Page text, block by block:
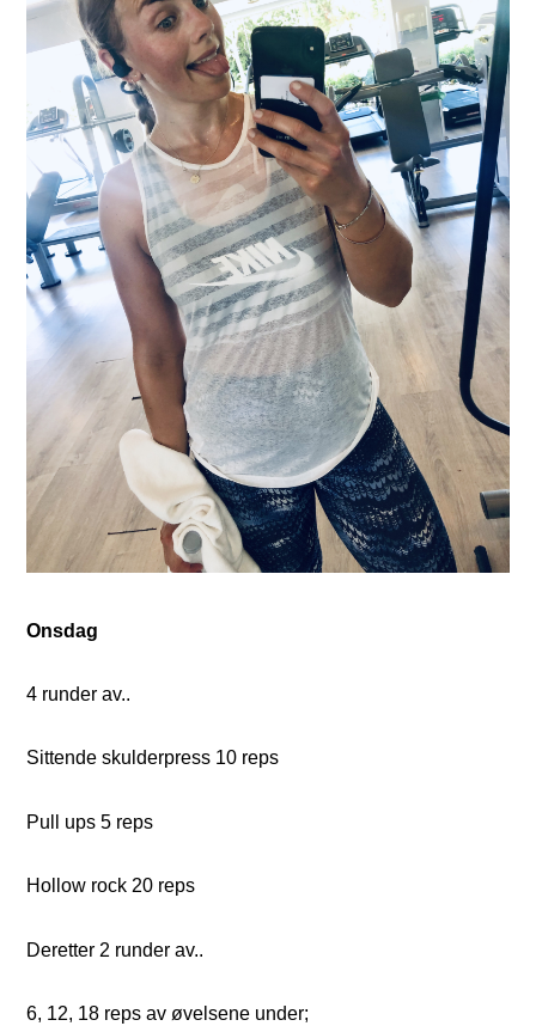
Onsdag
4 runder av..
Sittende skulderpress 10 reps
Pull ups 5 reps
Hollow rock 20 reps
Deretter 2 runder av..
6, 12, 18 reps av øvelsene under;